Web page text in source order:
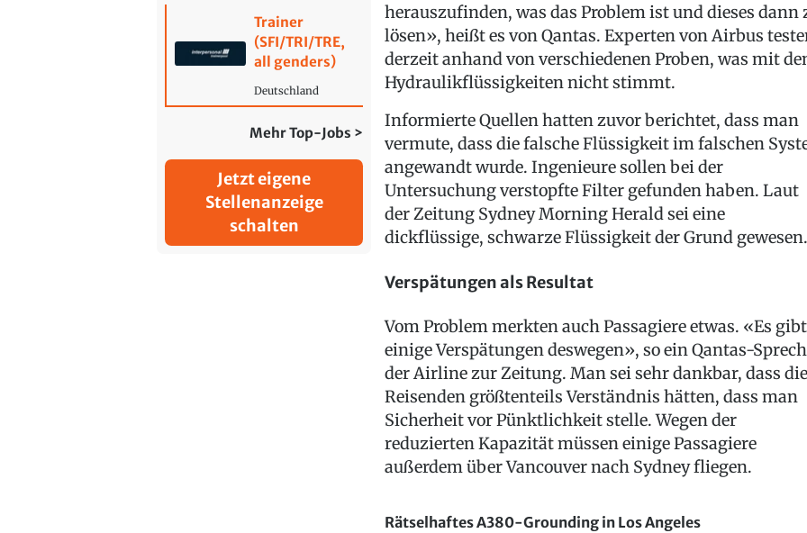
Trainer
(SFI/TRI/TRE,
all genders)
Deutschland
Mehr Top-Jobs >
Jetzt eigene
Stellenanzeige
schalten
herauszufinden, was das Problem ist und dieses dann
lösen», heißt es von Qantas. Experten von Airbus
derzeit anhand von verschiedenen Proben, was mit
Hydraulikflüssigkeiten nicht stimmt.
Informierte Quellen hatten zuvor berichtet, dass man
vermute, dass die falsche Flüssigkeit im falschen
angewandt wurde. Ingenieure sollen bei der
Untersuchung verstopfte Filter gefunden haben. Laut
der Zeitung Sydney Morning Herald sei eine
dickflüssige, schwarze Flüssigkeit der Grund gewesen.
Verspätungen als Resultat
Vom Problem merkten auch Passagiere etwas. «Es gibt
einige Verspätungen deswegen», so ein Qantas-
der Airline zur Zeitung. Man sei sehr dankbar, dass die
Reisenden größtenteils Verständnis hätten, dass man
Sicherheit vor Pünktlichkeit stelle. Wegen der
reduzierten Kapazität müssen einige Passagiere
außerdem über Vancouver nach Sydney fliegen.
Rätselhaftes A380-Grounding in Los Angeles